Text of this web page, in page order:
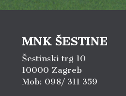
MNK ŠESTINE
Šestinski trg 10
10000 Zagreb
Mob: 098/ 311 359